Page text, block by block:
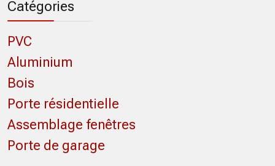
Catégories
PVC
Aluminium
Bois
Porte résidentielle
Assemblage fenêtres
Porte de garage